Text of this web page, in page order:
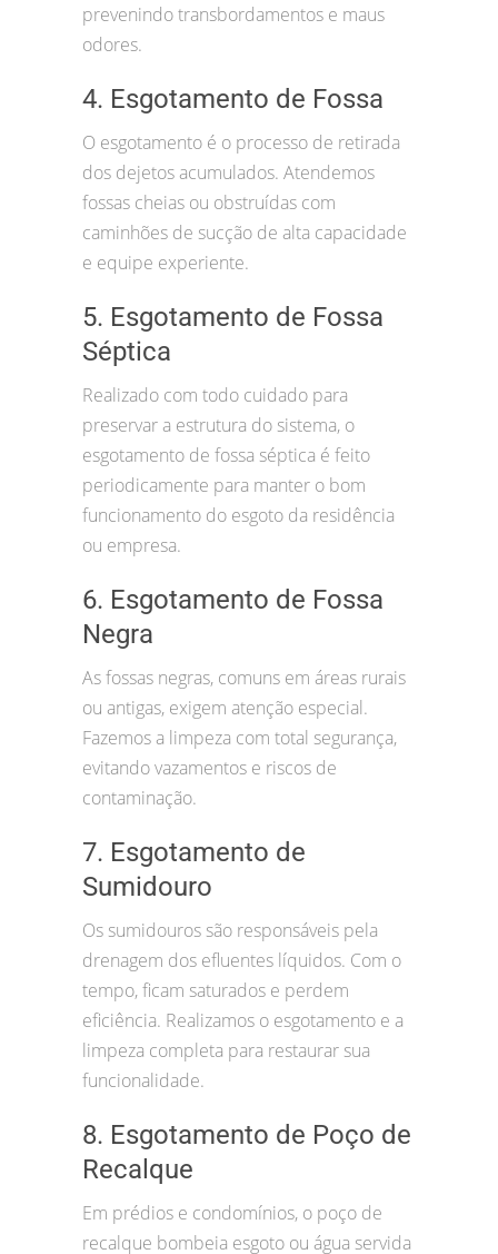
prevenindo transbordamentos e maus
odores.
4. Esgotamento de Fossa
O esgotamento é o processo de retirada
dos dejetos acumulados. Atendemos
fossas cheias ou obstruídas com
caminhões de sucção de alta capacidade
e equipe experiente.
5. Esgotamento de Fossa
Séptica
Realizado com todo cuidado para
preservar a estrutura do sistema, o
esgotamento de fossa séptica é feito
periodicamente para manter o bom
funcionamento do esgoto da residência
ou empresa.
6. Esgotamento de Fossa
Negra
As fossas negras, comuns em áreas rurais
ou antigas, exigem atenção especial.
Fazemos a limpeza com total segurança,
evitando vazamentos e riscos de
contaminação.
7. Esgotamento de
Sumidouro
Os sumidouros são responsáveis pela
drenagem dos efluentes líquidos. Com o
tempo, ficam saturados e perdem
eficiência. Realizamos o esgotamento e a
limpeza completa para restaurar sua
funcionalidade.
8. Esgotamento de Poço de
Recalque
Em prédios e condomínios, o poço de
recalque bombeia esgoto ou água servida